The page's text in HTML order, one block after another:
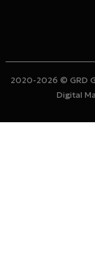
2020-2026 © GRD
Digital